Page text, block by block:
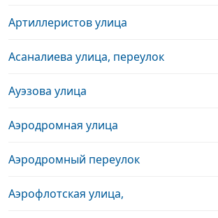
Артиллеристов улица
Асаналиева улица, переулок
Ауэзова улица
Аэродромная улица
Аэродромный переулок
Аэрофлотская улица,